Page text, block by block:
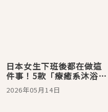
日本女生下班後都在做這
件事！5款「療癒系沐浴香
氣」推薦：讓洗澡成為情
緒reset的最高級儀式感
2026年05月14日